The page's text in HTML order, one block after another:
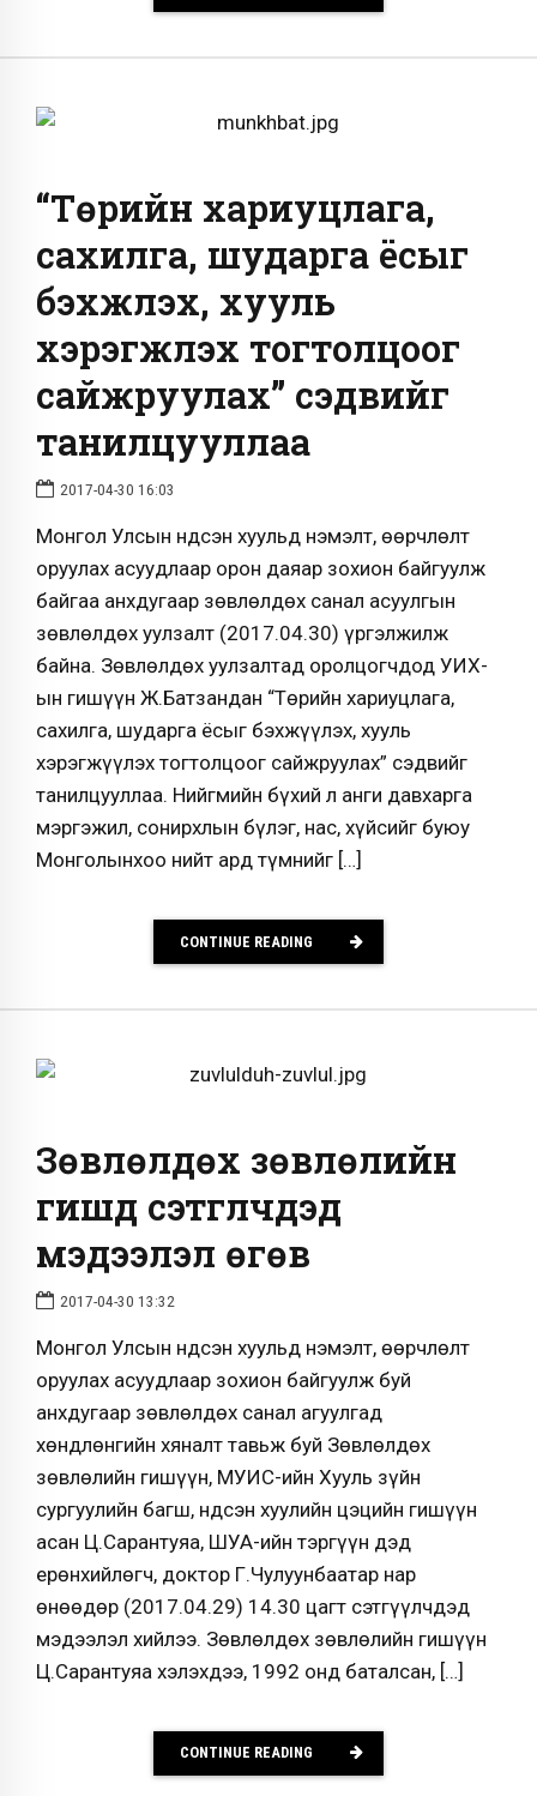
“Төрийн хариуцлага,
сахилга, шударга ёсыг
бэхжүүлэх, хууль
хэрэгжүүлэх тогтолцоог
сайжруулах” сэдвийг
танилцууллаа
2017-04-30 16:03
Монгол Улсын Үндсэн хуульд нэмэлт, өөрчлөлт
оруулах асуудлаар орон даяар зохион байгуулж
байгаа анхдугаар зөвлөлдөх санал асуулгын
зөвлөлдөх уулзалт (2017.04.30) үргэлжилж
байна. Зөвлөлдөх уулзалтад оролцогчдод УИХ-
ын гишүүн Ж.Батзандан “Төрийн хариуцлага,
сахилга, шударга ёсыг бэхжүүлэх, хууль
хэрэгжүүлэх тогтолцоог сайжруулах” сэдвийг
танилцууллаа. Нийгмийн бүхий л анги давхарга
мэргэжил, сонирхлын бүлэг, нас, хүйсийг буюу
Монголынхоо нийт ард түмнийг […]
CONTINUE READING
Зөвлөлдөх зөвлөлийн
гишүүд сэтгүүлчдэд
мэдээлэл өгөв
2017-04-30 13:32
Монгол Улсын Үндсэн хуульд нэмэлт, өөрчлөлт
оруулах асуудлаар зохион байгуулж буй
анхдугаар зөвлөлдөх санал агуулгад
хөндлөнгийн хяналт тавьж буй Зөвлөлдөх
зөвлөлийн гишүүн, МУИС-ийн Хууль зүйн
сургуулийн багш, Үндсэн хуулийн цэцийн гишүүн
асан Ц.Сарантуяа, ШУА-ийн тэргүүн дэд
ерөнхийлөгч, доктор Г.Чулуунбаатар нар
өнөөдөр (2017.04.29) 14.30 цагт сэтгүүлчдэд
мэдээлэл хийлээ. Зөвлөлдөх зөвлөлийн гишүүн
Ц.Сарантуяа хэлэхдээ, 1992 онд баталсан, […]
CONTINUE READING